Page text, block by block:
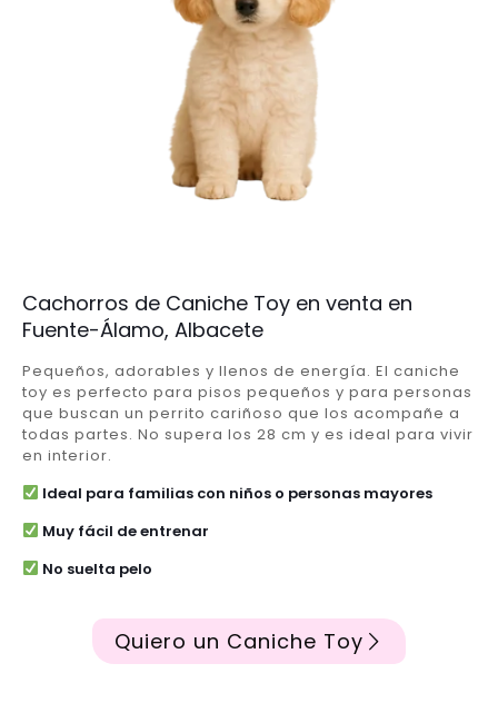
Cachorros de Caniche Toy en venta en
Fuente-Álamo, Albacete
Pequeños, adorables y llenos de energía. El caniche
toy es perfecto para pisos pequeños y para personas
que buscan un perrito cariñoso que los acompañe a
todas partes. No supera los 28 cm y es ideal para vivir
en interior.
Ideal para familias con niños o personas mayores
Muy fácil de entrenar
No suelta pelo
Quiero un Caniche Toy